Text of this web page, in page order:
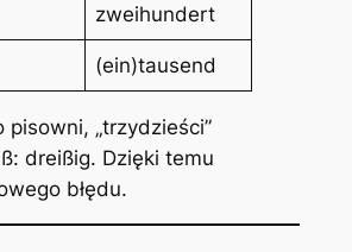
zweihundert
(ein)tausend
pisowni, „trzydzieści”
dreißig. Dzięki temu
błędu.